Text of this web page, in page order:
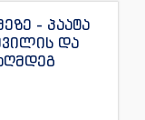
- პაატა
და